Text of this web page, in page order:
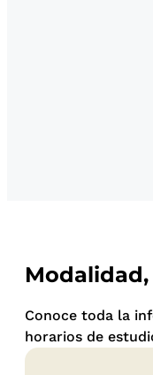
Conoce toda la
horarios de